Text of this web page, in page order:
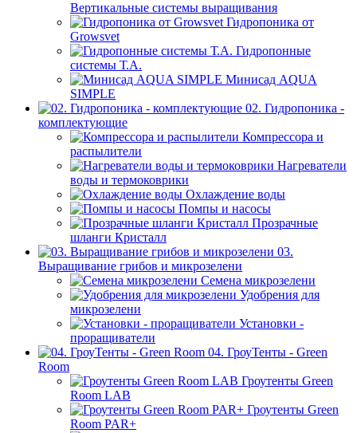
Вертикальные системы выращивания
Гидропоника от
Growsvet
Гидропонные
системы Т.A.
Минисад AQUA
SIMPLE
02. Гидропоника -
комплектующие
Компрессора и
распылители
Нагреватели
воды и термоковрики
Охлаждение воды
Помпы и насосы
Прозрачные
шланги Кристалл
03.
Выращивание грибов и микрозелени
Семена микрозелени
Удобрения для
микрозелени
Установки -
проращиватели
04. ГроуТенты - Green
Room
Гроутенты Green
Room LAB
Гроутенты Green
Room PAR+